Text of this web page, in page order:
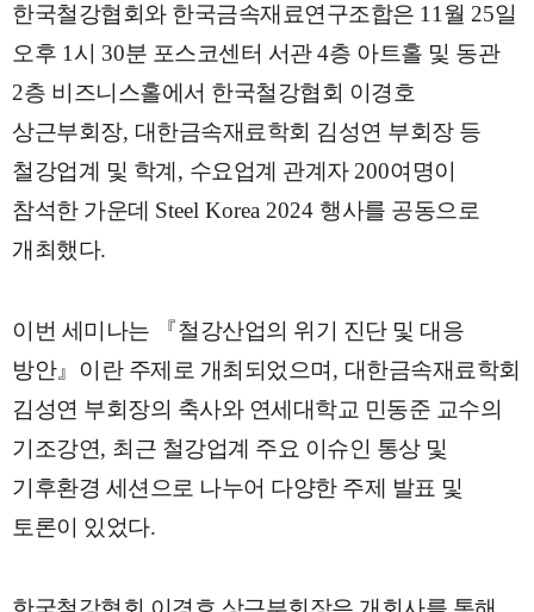
한국철강협회와 한국금속재료연구조합은 11 월 25일
오후 1 시 30분 포스코센터 서관4층 아트홀 및 동관
2층 비즈니스홀에서 한국철강협회 이경호
상근부회장, 대한금속재료학회 김성연 부회장 등
철강업계 및 학계 , 수요업계 관계자 200여명이
참석한 가운데 Steel Korea 2024 행사를 공동으로
개최했다.
이번 세미나는 『철강산업의 위기 진단 및 대응
방안』 이란 주제로 개최되었으며 , 대한금속재료학회
김성연 부회장의 축사와 연세대학교 민동준 교수의
기조강연, 최근 철강업계 주요 이슈인 통상 및
기후환경 세션으로 나누어 다양한 주제 발표 및
토론이 있었다.